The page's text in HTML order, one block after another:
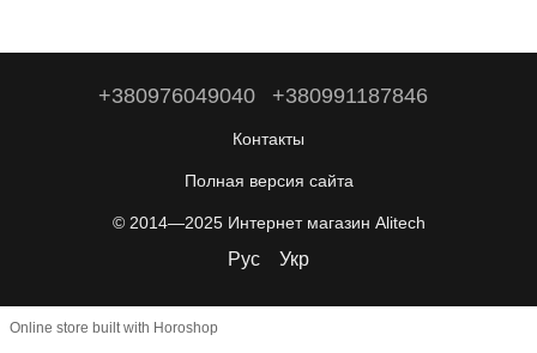
+380976049040 +380991187846
Контакты
Полная версия сайта
© 2014—2025 Интернет магазин Alitech
Рус Укр
Online store built with Horoshop